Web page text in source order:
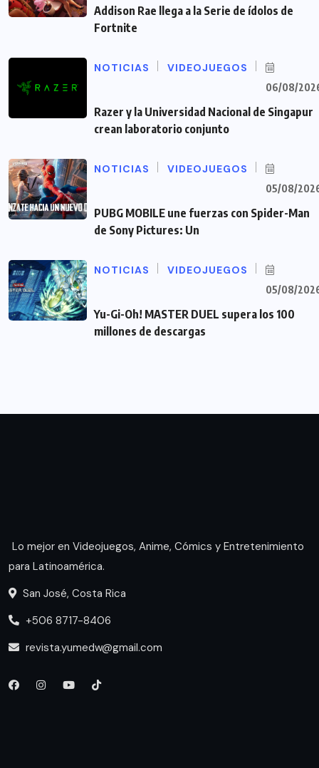
Addison Rae llega a la Serie de ídolos de
Fortnite
NOTICIAS VIDEOJUEGOS
06/08/
Razer y la Universidad Nacional de Singapur
crean laboratorio conjunto
NOTICIAS VIDEOJUEGOS
05/08/
PUBG MOBILE une fuerzas con Spider-Man
de Sony Pictures: Un
NOTICIAS VIDEOJUEGOS
05/08/
Yu-Gi-Oh! MASTER DUEL supera los 100
millones de descargas
Lo mejor en Videojuegos, Anime, Cómics y Entretenimiento
para Latinoamérica.
San José, Costa Rica
+506 8717-8406
revista.yumedw@gmail.com